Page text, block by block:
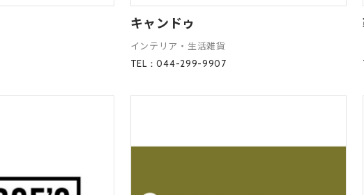
キャンドゥ
インテリア・生活雑貨
TEL：044-299-9907